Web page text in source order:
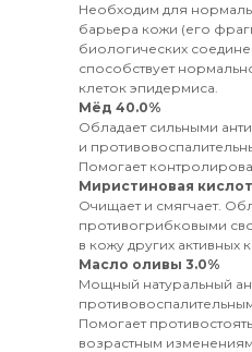
Необходим для
барьера кожи (его
биологических
способствует
клеток эпидермиса.
Мёд 40.0%
Обладает сильными
и
Помогает
Миристиновая
Очищает и смягчает.
противогрибковыми
в кожу других активных
Масло оливы 3.0%
Мощный натуральный
Помогает
возрастным